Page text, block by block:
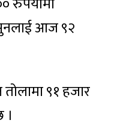
आज ९२
९१ हजार